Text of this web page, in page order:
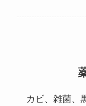
カビ、雑菌、